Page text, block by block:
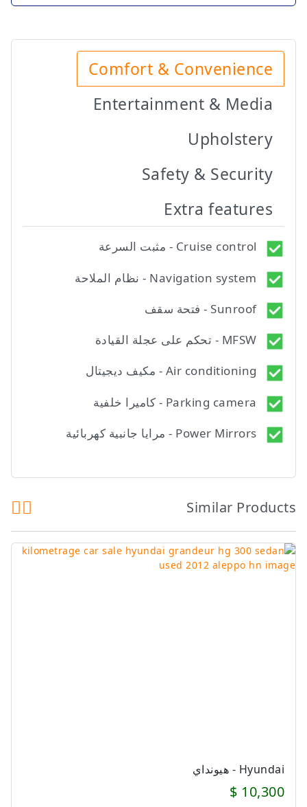
Comfort & Convenience
Entertainment & Media
Upholstery
Safety & Security
Extra features
Cruise control - مثبت السرعة
Navigation system - نظام الملاحة
Sunroof - فتحة سقف
MFSW - تحكم على عجلة القيادة
Air conditioning - مكيف ديجيتال
Parking camera - كاميرا خلفية
Power Mirrors - مرايا جانبية كهربائية
Similar Products
Hyundai - هيونداي
10,300 $